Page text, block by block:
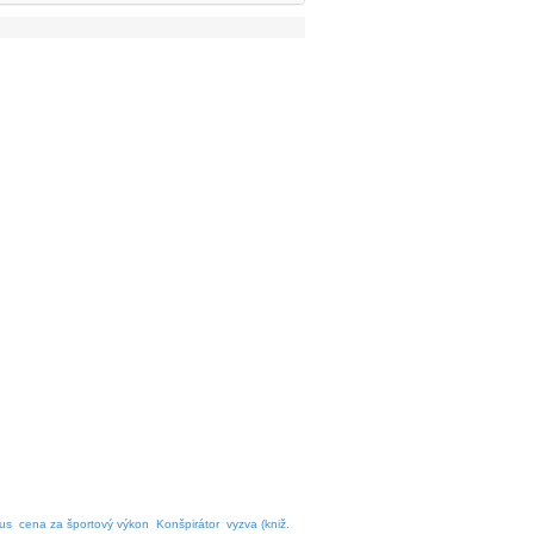
cena za športový výkon Konšpirátor vyzva (kniž.